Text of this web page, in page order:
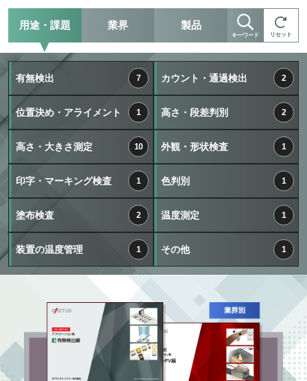
用途・課題 業界 製品
キーワード リセット
有無検出 7 カウント・通過検出 2
位置決め・アライメント 1 高さ・段差判別 2
高さ・大きさ測定 10 外観・形状検査 1
印字・マーキング検査 1 色判別 1
塗布検査 2 温度測定 1
装置の温度管理 1 その他 1